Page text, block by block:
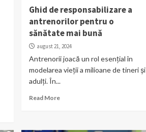
Ghid de responsabilizare a
antrenorilor pentru o
sănătate mai bună
august 21, 2024
Antrenorii joacă un rol esențial în
modelarea vieții a milioane de tineri și
adulți. În...
Read More